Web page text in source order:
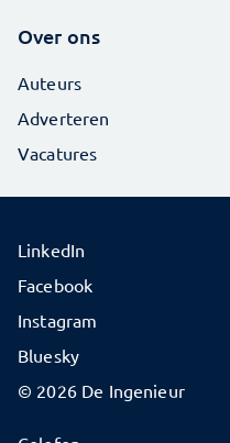
Over ons
Auteurs
Adverteren
Vacatures
© 2026 De Ingenieur
LinkedIn
Facebook
Instagram
Bluesky